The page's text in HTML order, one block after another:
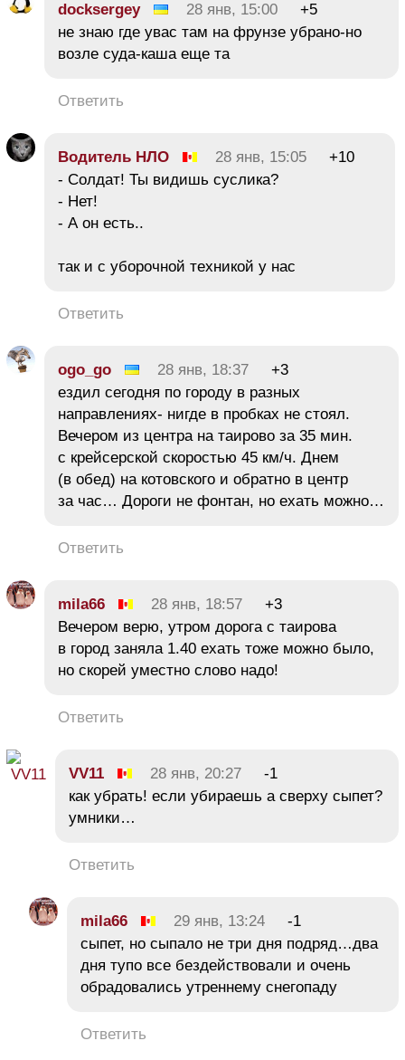
docksergey 28 янв, 15:00
+5
не знаю где увас там на фрунзе убрано-но
возле суда-каша еще та
Ответить
Водитель НЛО 28 янв, 15:05
+10
- Солдат! Ты видишь суслика?
- Нет!
- А он есть..
так и с уборочной техникой у нас
Ответить
ogo_go 28 янв, 18:37
+3
ездил сегодня по городу в разных
направлениях- нигде в пробках не стоял.
Вечером из центра на таирово за 35 мин.
с крейсерской скоростью 45 км/ч. Днем
(в обед) на котовского и обратно в центр
за час… Дороги не фонтан, но ехать можно…
Ответить
mila66 28 янв, 18:57
+3
Вечером верю, утром дорога с таирова
в город заняла 1.40 ехать тоже можно было,
но скорей уместно слово надо!
Ответить
VV11 28 янв, 20:27
-1
как убрать! если убираешь а сверху сыпет?
умники…
Ответить
mila66 29 янв, 13:24
-1
сыпет, но сыпало не три дня подряд…два
дня тупо все бездействовали и очень
обрадовались утреннему снегопаду
Ответить